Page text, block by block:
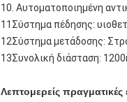
10. Αυτοματοποιημένη
11Σύστημα πέδησης:
12Σύστημα μετάδοσης:
13Συνολική διάσταση:
Λεπτομερείς πραγματικές